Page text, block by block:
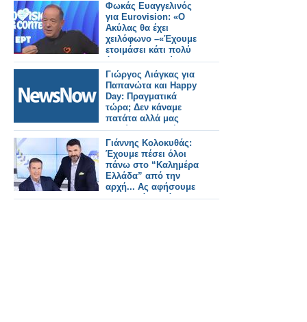
Φωκάς Ευαγγελινός
για Eurovision: «Ο
Ακύλας θα έχει
χειλόφωνο –«Έχουμε
ετοιμάσει κάτι πολύ
όμορφο – ο Ακύλας
είναι πανέτοιμος»
Γιώργος Λιάγκας για
Παπανώτα και Happy
Day: Πραγματικά
τώρα; Δεν κάναμε
πατάτα αλλά μας
ζηλεύουν επειδή
έχουμε επιτυχία»;
Γιάννης Κολοκυθάς:
Έχουμε πέσει όλοι
πάνω στο “Καλημέρα
Ελλάδα” από την
αρχή... Ας αφήσουμε
τα παιδιά να κάνουν